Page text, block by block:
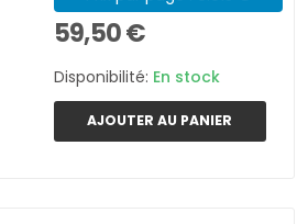
59,50 €
Disponibilité: En stock
AJOUTER AU PANIER